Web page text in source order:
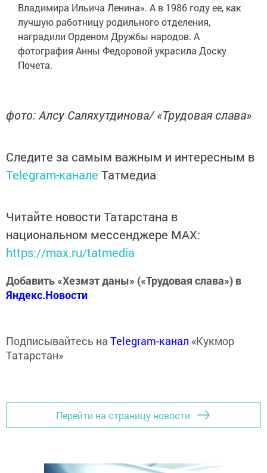
Владимира Ильича Ленина». А в 1986 году ее, как
лучшую работницу родильного отделения,
наградили Орденом Дружбы народов. А
фотография Анны Федоровой украсила Доску
Почета.
фото: Алсу Саляхутдинова/ «Трудовая слава»
Следите за самым важным и интересным в
Telegram-канале Татмедиа
Читайте новости Татарстана в
национальном мессенджере MАХ:
https://max.ru/tatmedia
Добавить «Хезмэт даны» («Трудовая слава») в
Яндекс.Новости
Подписывайтесь на Telegram-канал «Кукмор
Татарстан»
Перейти на страницу новости